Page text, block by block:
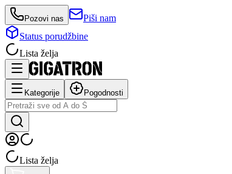
Pozovi nas
Piši nam
Status porudžbine
Lista želja
Kategorije Pogodnosti
Lista želja